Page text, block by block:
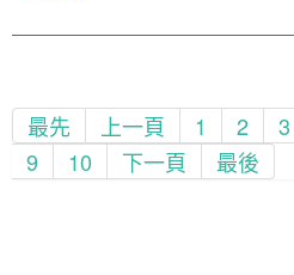
最先
上一頁 1 2 3
9
10 下一頁 最後